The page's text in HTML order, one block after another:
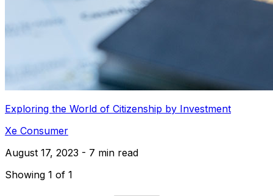
Exploring the World of Citizenship by Investment
Xe Consumer
August 17, 2023 - 7 min read
Showing 1 of 1